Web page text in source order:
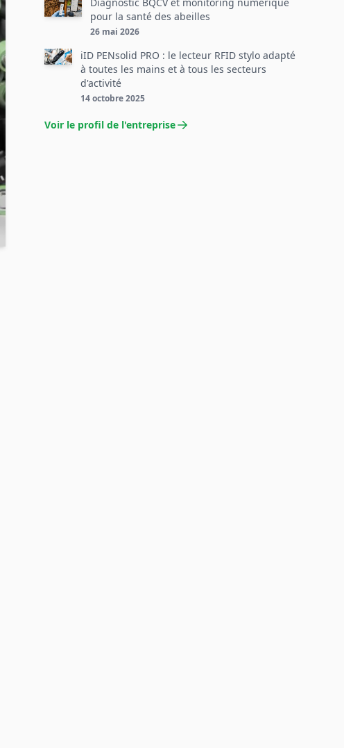
pour la santé des abeilles
26 mai 2026
iID PENsolid PRO : le lecteur RFID stylo adapté
à toutes les mains et à tous les secteurs
d'activité
14 octobre 2025
Voir le profil de l'entreprise